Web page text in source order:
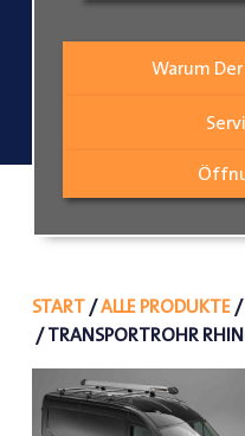
Warum
START/ALLE PRODUKTE/
/ TRANSPORTROHR